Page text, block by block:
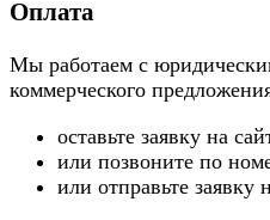
Оплата
Мы работаем с
коммерческого
оставьте заявку на
или позвоните по
или отправьте заявку